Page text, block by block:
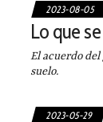
2023-08-05
Lo que
El acuerdo del
suelo.
2023-05-29